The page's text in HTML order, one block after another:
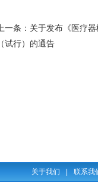
上一条： 关于发布《医疗
（试行）的通告
关于我们 联系我